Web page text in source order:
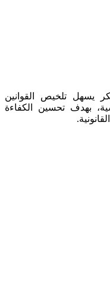
يسهل تلخيص القوانين
بهدف تحسين الكفاءة